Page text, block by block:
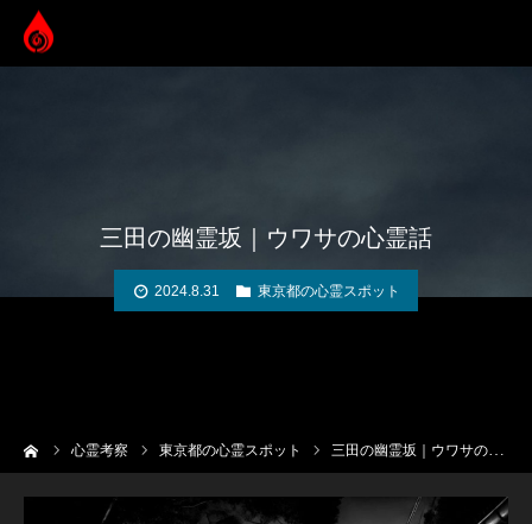
三田の幽霊坂｜ウワサの心霊話
2024.8.31 東京都の心霊スポット
心霊考察 東京都の心霊スポット 三田の幽霊坂｜ウワサの心霊話